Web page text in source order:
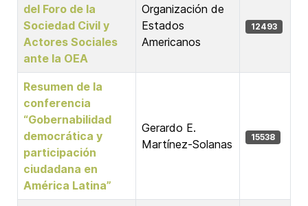
del Foro de la
Sociedad Civil y
Actores Sociales
ante la OEA
Organización de
Estados
Americanos
12493
Resumen de la
conferencia
“Gobernabilidad
democrática y
participación
ciudadana en
América Latina”
Gerardo E.
Martínez-Solanas
15538